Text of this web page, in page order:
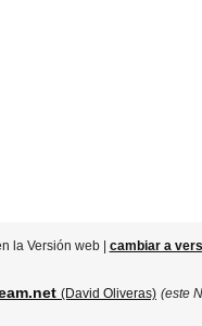
la Versión web | cambiar a
(David Oliveras) (este